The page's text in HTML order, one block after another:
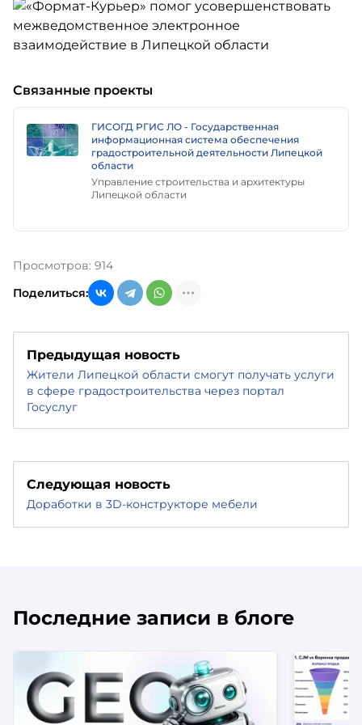
Связанные проекты
ГИСОГД РГИС ЛО - Государственная
информационная система обеспечения
градостроительной деятельности Липецкой
области
Управление строительства и архитектуры
Липецкой области
Просмотров: 914
Поделиться:
Предыдущая новость
Жители Липецкой области смогут получать услуги
в сфере градостроительства через портал
Госуслуг
Следующая новость
Доработки в 3D-конструкторе мебели
Последние записи в блоге